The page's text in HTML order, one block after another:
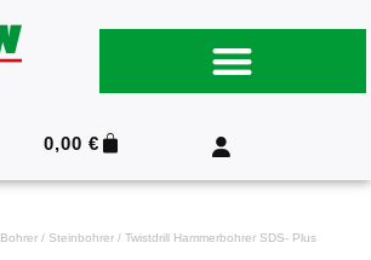
0,00€
Bohrer / Steinbohrer / Twistdrill Hammerbohrer SDS- Plus